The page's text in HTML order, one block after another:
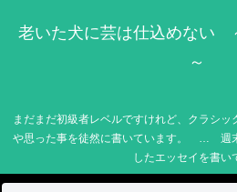
老いた犬に芸は仕込めない
～
まだまだ初級者レベルですけれど、クラシ
や思った事を徒然に書いています。 … 週
したエッセイを書い